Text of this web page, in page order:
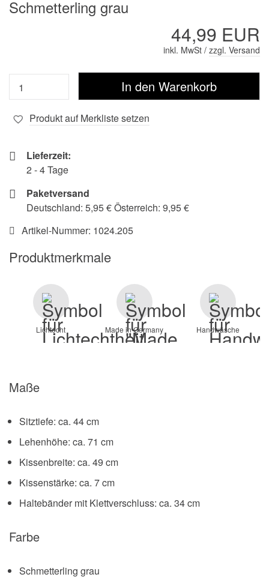
Schmetterling grau
44,99 EUR
inkl. MwSt / zzgl. Versand
Produkt auf Merkliste setzen
Lieferzeit:
2 - 4 Tage
Paketversand
Deutschland: 5,95 € Österreich: 9,95 €
Artikel-Nummer: 1024.205
Produktmerkmale
Lichtecht Made in Germany Handwäsche
Maße
Sitztiefe: ca. 44 cm
Lehenhöhe: ca. 71 cm
Kissenbreite: ca. 49 cm
Kissenstärke: ca. 7 cm
Haltebänder mit Klettverschluss: ca. 34 cm
Farbe
Schmetterling grau